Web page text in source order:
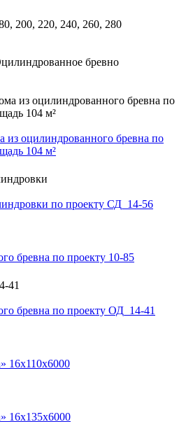
200, 220, 240, 260, 280
бревно
из оцилиндрованного бревна по
104 м²
по проекту СД_14-56
бревна по проекту 10-85
бревна по проекту ОД_14-41
16x110x6000
16x135x6000